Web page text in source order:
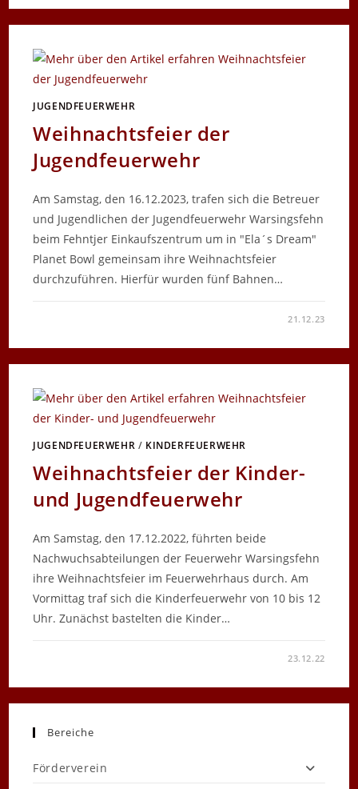
KINDERFEUERWEHR
JUGENDFEUERWEHR
Weihnachtsfeier der
Jugendfeuerwehr
Am Samstag, den 16.12.2023, trafen sich die Betreuer
und Jugendlichen der Jugendfeuerwehr Warsingsfehn
beim Fehntjer Einkaufszentrum um in "Ela´s Dream"
Planet Bowl gemeinsam ihre Weihnachtsfeier
durchzuführen. Hierfür wurden fünf Bahnen…
JUGENDFEUERWEHR
21.12.23
JUGENDFEUERWEHR / KINDERFEUERWEHR
Weihnachtsfeier der Kinder-
und Jugendfeuerwehr
Am Samstag, den 17.12.2022, führten beide
Nachwuchsabteilungen der Feuerwehr Warsingsfehn
ihre Weihnachtsfeier im Feuerwehrhaus durch. Am
Vormittag traf sich die Kinderfeuerwehr von 10 bis 12
Uhr. Zunächst bastelten die Kinder…
KINDER-
23.12.22
Bereiche
Förderverein